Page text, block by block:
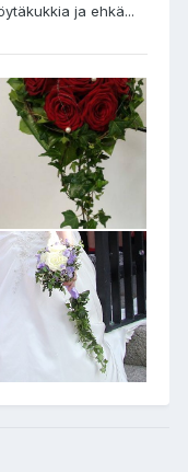
ja ehkä...